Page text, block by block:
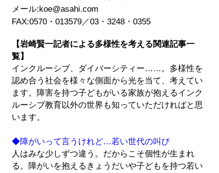
メール:koe@asahi.com
FAX:0570・013579／03・3248・0355
【岩崎賢一記者による多様性を考える関連記事一
覧】
インクルーシブ、ダイバーシティー……。多様性を
認め合う社会を様々な側面から光を当て、考えてい
ます。障害を持つ子どもがいる家族が抱えるインク
ルーシブ教育以外の世界も知っていただければと思
います。
◆障がいって言うけれど…若い世代の叫び
人はみな少しずつ違う。だからこそ個性が生まれ
る。障がいを抱えるきょうだいや子どもを持つ若い